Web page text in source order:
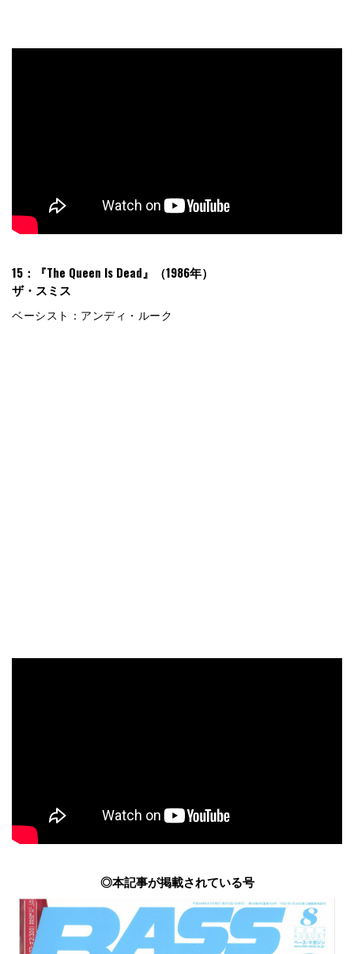
15：『The Queen Is Dead』（1986年）
ザ・スミス
ベーシスト：アンディ・ルーク
◎本記事が掲載されている号